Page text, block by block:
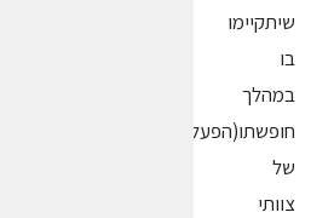
שיתקיימו
בו
במהלך
חופשתו(הפעלות
של
צוותי